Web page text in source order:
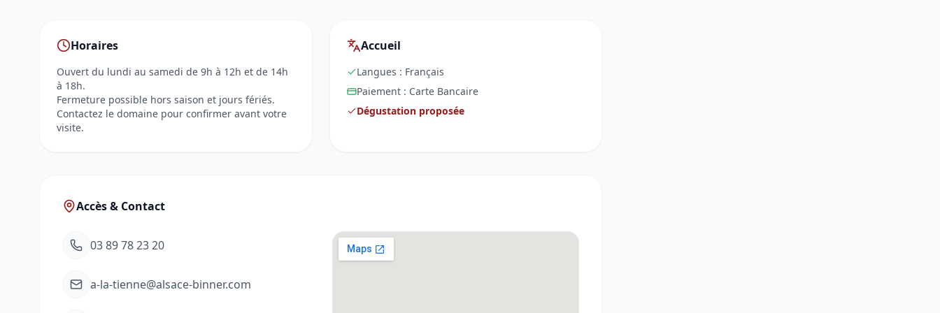
Horaires
Ouvert du lundi au samedi de 9h à 12h et de 14h
à 18h.
Fermeture possible hors saison et jours fériés.
Contactez le domaine pour confirmer avant votre
visite.
Accueil
Langues : Français
Paiement : Carte Bancaire
Dégustation proposée
Accès & Contact
03 89 78 23 20
a-la-tienne@alsace-binner.com